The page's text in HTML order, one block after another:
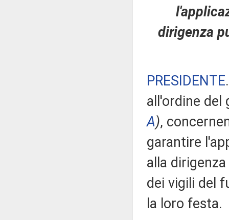
dirigenza
PRESIDENTE
all'ordine
A),
garantire
alla
dei vigili del
la loro festa.